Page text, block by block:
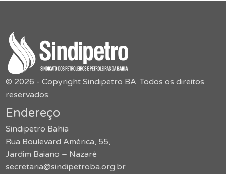
© 2026 - Copyright Sindipetro BA. Todos os direitos
reservados.
Endereço
Sindipetro Bahia
Rua Boulevard América, 55,
Jardim Baiano – Nazaré
secretaria@sindipetroba.org.br